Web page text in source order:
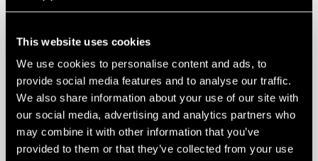
This website uses cookies
We use cookies to personalise content and ads, to
provide social media features and to analyse our traffic.
We also share information about your use of our site with
our social media, advertising and analytics partners who
may combine it with other information that you’ve
provided to them or that they’ve collected from your use